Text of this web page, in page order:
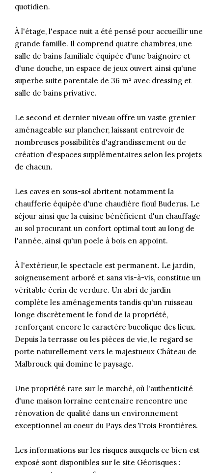
quotidien.
À l'étage, l'espace nuit a été pensé pour accueillir une
grande famille. Il comprend quatre chambres, une
salle de bains familiale équipée d'une baignoire et
d'une douche, un espace de jeux ouvert ainsi qu'une
superbe suite parentale de 36 m² avec dressing et
salle de bains privative.
Le second et dernier niveau offre un vaste grenier
aménageable sur plancher, laissant entrevoir de
nombreuses possibilités d'agrandissement ou de
création d'espaces supplémentaires selon les projets
de chacun.
Les caves en sous-sol abritent notamment la
chaufferie équipée d'une chaudière fioul Buderus. Le
séjour ainsi que la cuisine bénéficient d'un chauffage
au sol procurant un confort optimal tout au long de
l'année, ainsi qu'un poele à bois en appoint.
À l'extérieur, le spectacle est permanent. Le jardin,
soigneusement arboré et sans vis-à-vis, constitue un
véritable écrin de verdure. Un abri de jardin
complète les aménagements tandis qu'un ruisseau
longe discrètement le fond de la propriété,
renforçant encore le caractère bucolique des lieux.
Depuis la terrasse ou les pièces de vie, le regard se
porte naturellement vers le majestueux Château de
Malbrouck qui domine le paysage.
Une propriété rare sur le marché, où l'authenticité
d'une maison lorraine centenaire rencontre une
rénovation de qualité dans un environnement
exceptionnel au coeur du Pays des Trois Frontières.
Les informations sur les risques auxquels ce bien est
exposé sont disponibles sur le site Géorisques :